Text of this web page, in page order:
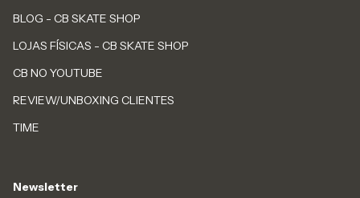
BLOG - CB SKATE SHOP
LOJAS FÍSICAS - CB SKATE SHOP
CB NO YOUTUBE
REVIEW/UNBOXING CLIENTES
TIME
Newsletter